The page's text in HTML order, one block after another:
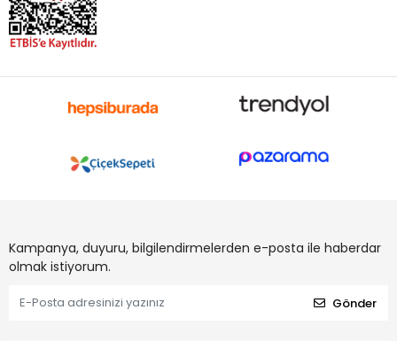
Kampanya, duyuru, bilgilendirmelerden e-posta ile haberdar
olmak istiyorum.
Gönder